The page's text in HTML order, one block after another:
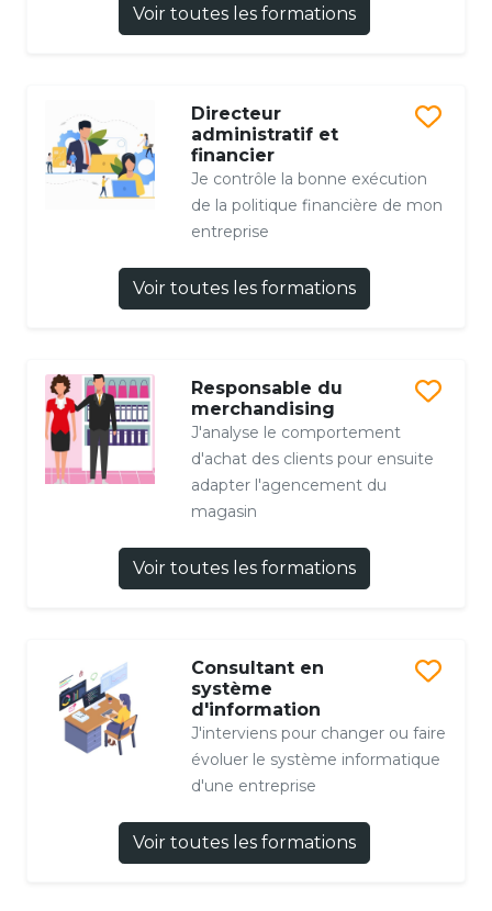
Voir toutes les formations
Directeur
administratif et
financier
Je contrôle la bonne exécution
de la politique financière de mon
entreprise
Voir toutes les formations
Responsable du
merchandising
J'analyse le comportement
d'achat des clients pour ensuite
adapter l'agencement du
magasin
Voir toutes les formations
Consultant en
système
d'information
J'interviens pour changer ou faire
évoluer le système informatique
d'une entreprise
Voir toutes les formations